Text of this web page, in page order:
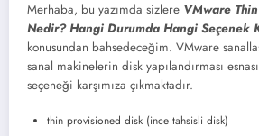
Merhaba, bu yazımda sizlere VMware
Nedir? Hangi Durumda Hangi Seçenek
konusundan bahsedeceğim. VMware
sanal makinelerin disk yapılandırması
seçeneği karşımıza çıkmaktadır.
thin provisioned disk (ince tahsisli disk)